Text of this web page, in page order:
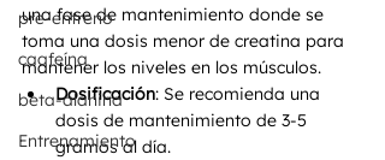
pre-entreno
caafeína
beta-alanina
Entrenamiento
una fase de mantenimiento donde se
toma una dosis menor de creatina para
mantener los niveles en los músculos.
Dosificación: Se recomienda una
dosis de mantenimiento de 3-5
gramos al día.